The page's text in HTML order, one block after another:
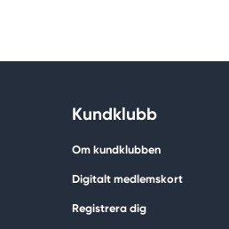
Kundklubb
Om kundklubben
Digitalt medlemskort
Registrera dig